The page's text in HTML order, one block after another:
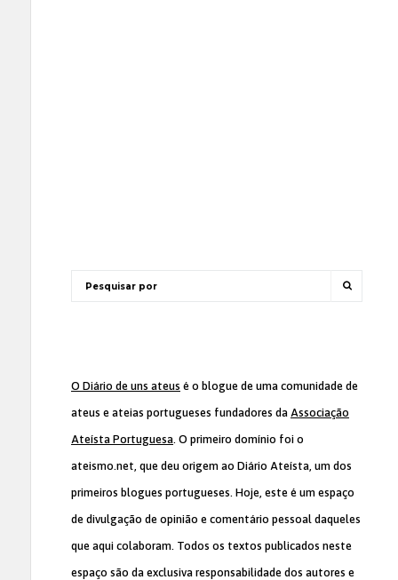
O Diário de uns ateus é o blogue de uma comunidade de
ateus e ateias portugueses fundadores da Associação
Ateísta Portuguesa. O primeiro domínio foi o
ateismo.net, que deu origem ao Diário Ateísta, um dos
primeiros blogues portugueses. Hoje, este é um espaço
de divulgação de opinião e comentário pessoal daqueles
que aqui colaboram. Todos os textos publicados neste
espaço são da exclusiva responsabilidade dos autores e